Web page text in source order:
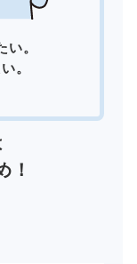
。
。
！